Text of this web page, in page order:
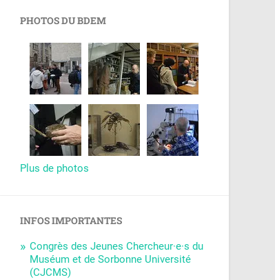
PHOTOS DU BDEM
Plus de photos
INFOS IMPORTANTES
Congrès des Jeunes Chercheur·e·s du
Muséum et de Sorbonne Université
(CJCMS)